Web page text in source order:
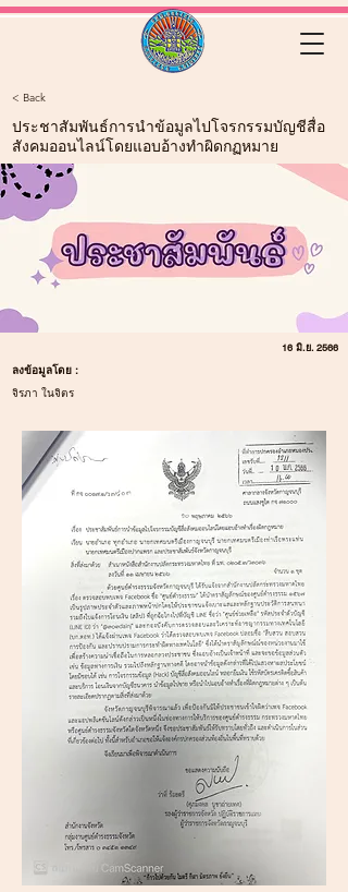
< Back
ประชาสัมพันธ์การนำข้อมูลไปโจรกรรมบัญชีสื่อ
สังคมออนไลน์โดยแอบอ้างทำผิดกฏหมาย
16 มิ.ย. 2566
ลงข้อมูลโดย :
จิรภา ในจิตร